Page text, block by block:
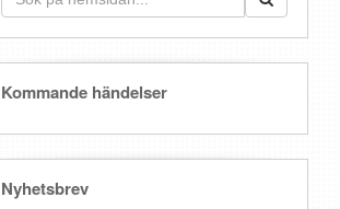
Kommande händelser
Nyhetsbrev